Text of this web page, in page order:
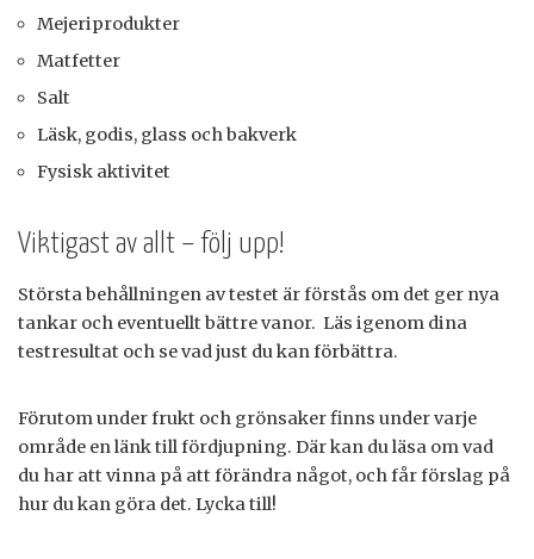
Mejeriprodukter
Matfetter
Salt
Läsk, godis, glass och bakverk
Fysisk aktivitet
Viktigast av allt – följ upp!
Största behållningen av testet är förstås om det ger nya
tankar och eventuellt bättre vanor. Läs igenom dina
testresultat och se vad just du kan förbättra.
Förutom under frukt och grönsaker finns under varje
område en länk till fördjupning. Där kan du läsa om vad
du har att vinna på att förändra något, och får förslag på
hur du kan göra det. Lycka till!